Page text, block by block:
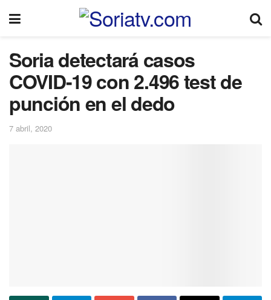
Soria detectará casos
COVID-19 con 2.496 test de
punción en el dedo
7 abril, 2020